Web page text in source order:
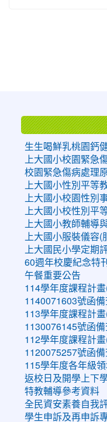
生生喝鮮乳桃園鈣
上大國小校園緊急
校園緊急傷病處理
上大國小性別平等
上大國小校園性別
上大國小校性別平
上大國小教師輔導
上大國小服裝儀容(
上大國民小學定期
60週年校慶紀念特刊
午餐重要公告
114學年度課程計
1140071603號函備
113學年度課程計
1130076145號函備
112學年度課程計
1120075257號函備
115學年度各年級
返校日及開學上下
特教輔導參考資料
全民資安素養自我
學生申訴及再申訴